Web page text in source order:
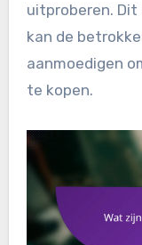
uitproberen.
kan de
aanmoedigen
te kopen.